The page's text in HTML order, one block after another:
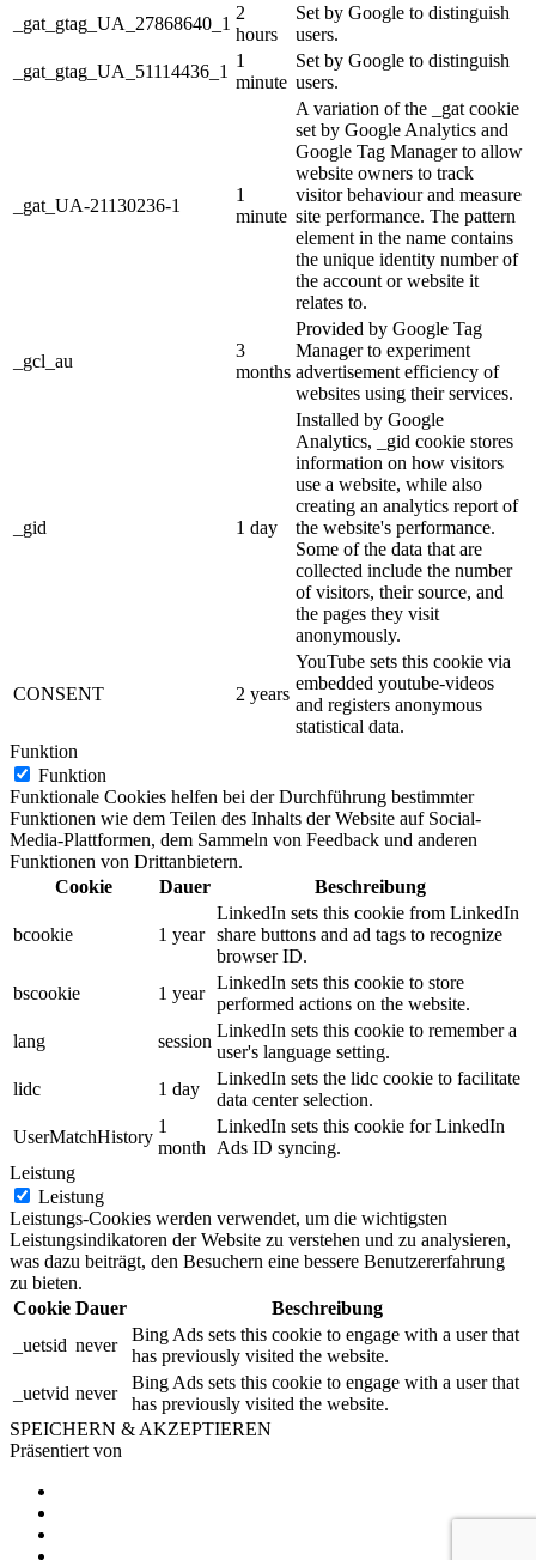
_gat_gtag_UA_27868640_1
2
hours
Set by Google to distinguish
users.
_gat_gtag_UA_51114436_1
1
minute
Set by Google to distinguish
users.
_gat_UA-21130236-1
1
minute
A variation of the _gat cookie
set by Google Analytics and
Google Tag Manager to allow
website owners to track
visitor behaviour and measure
site performance. The pattern
element in the name contains
the unique identity number of
the account or website it
relates to.
_gcl_au
3
months
Provided by Google Tag
Manager to experiment
advertisement efficiency of
websites using their services.
_gid 1 day
Installed by Google
Analytics, _gid cookie stores
information on how visitors
use a website, while also
creating an analytics report of
the website's performance.
Some of the data that are
collected include the number
of visitors, their source, and
the pages they visit
anonymously.
CONSENT 2 years
YouTube sets this cookie via
embedded youtube-videos
and registers anonymous
statistical data.
Funktion
Funktion
Funktionale Cookies helfen bei der Durchführung bestimmter
Funktionen wie dem Teilen des Inhalts der Website auf Social-
Media-Plattformen, dem Sammeln von Feedback und anderen
Funktionen von Drittanbietern.
Cookie
Dauer Beschreibung
bcookie 1 year
LinkedIn sets this cookie from LinkedIn
share buttons and ad tags to recognize
browser ID.
bscookie
1 year
LinkedIn sets this cookie to store
performed actions on the website.
lang
session
LinkedIn sets this cookie to remember a
user's language setting.
lidc
1 day
LinkedIn sets the lidc cookie to facilitate
data center selection.
UserMatchHistory
1
month
LinkedIn sets this cookie for LinkedIn
Ads ID syncing.
Leistung
Leistung
Leistungs-Cookies werden verwendet, um die wichtigsten
Leistungsindikatoren der Website zu verstehen und zu analysieren,
was dazu beiträgt, den Besuchern eine bessere Benutzererfahrung
zu bieten.
Cookie Dauer
Beschreibung
_uetsid never
Bing Ads sets this cookie to engage with a user that
has previously visited the website.
_uetvid never
Bing Ads sets this cookie to engage with a user that
has previously visited the website.
SPEICHERN & AKZEPTIEREN
Präsentiert von